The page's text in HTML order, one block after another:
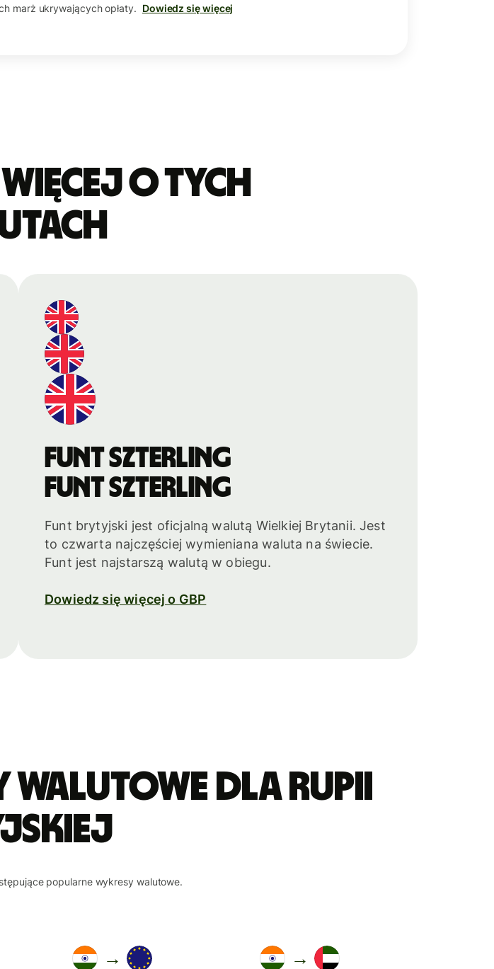
marż ukrywających opłaty. Dowiedz się więcej
więcej o tych
Funt szterling
Funt szterling
Funt brytyjski jest oficjalną walutą Wielkiej Brytanii. Jest
to czwarta najczęściej wymieniana waluta na świecie.
Funt jest najstarszą walutą w obiegu.
Dowiedz się więcej o GBP
walutowe dla rupii
popularne wykresy walutowe.
→ →